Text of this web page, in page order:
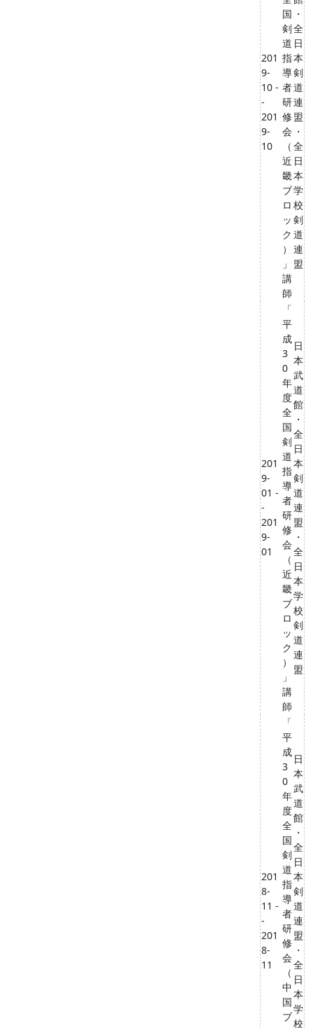
201
9-
10 -
-
201
9-
10
国
剣
道
指
導
者
研
修
会
（
近
畿
ブ
ロ
ッ
ク
）
」
講
師
・
全
日
本
剣
道
連
盟
・
全
日
本
学
校
剣
道
連
盟
201
9-
01 -
-
201
9-
01
「
平
成
3
0
年
度
全
国
剣
道
指
導
者
研
修
会
（
近
畿
ブ
ロ
ッ
ク
）
」
講
師
日
本
武
道
館
・
全
日
本
剣
道
連
盟
・
全
日
本
学
校
剣
道
連
盟
201
8-
11 -
-
201
8-
11
「
平
成
3
0
年
度
全
国
剣
道
指
導
者
研
修
会
（
中
国
ブ
日
本
武
道
館
・
全
日
本
剣
道
連
盟
・
全
日
本
学
校